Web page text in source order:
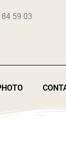
59 03